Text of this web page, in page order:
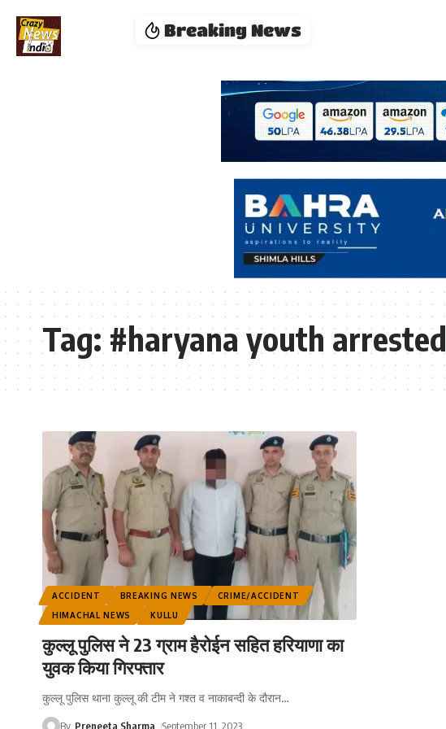
Breaking News
Tag:#haryana youth arrested
ACCIDENT BREAKING NEWS
CRIME/ACCIDENT
HIMACHAL NEWS
KULLU
कुल्लू पुलिस ने 23 ग्राम हैरोईन सहित हरियाणा का
युवक किया गिरफ्तार
कुल्लू पुलिस थाना कुल्लू की टीम ने गश्त व नाकाबन्दी के दौरान…
By Preneeta Sharma September 11, 2023